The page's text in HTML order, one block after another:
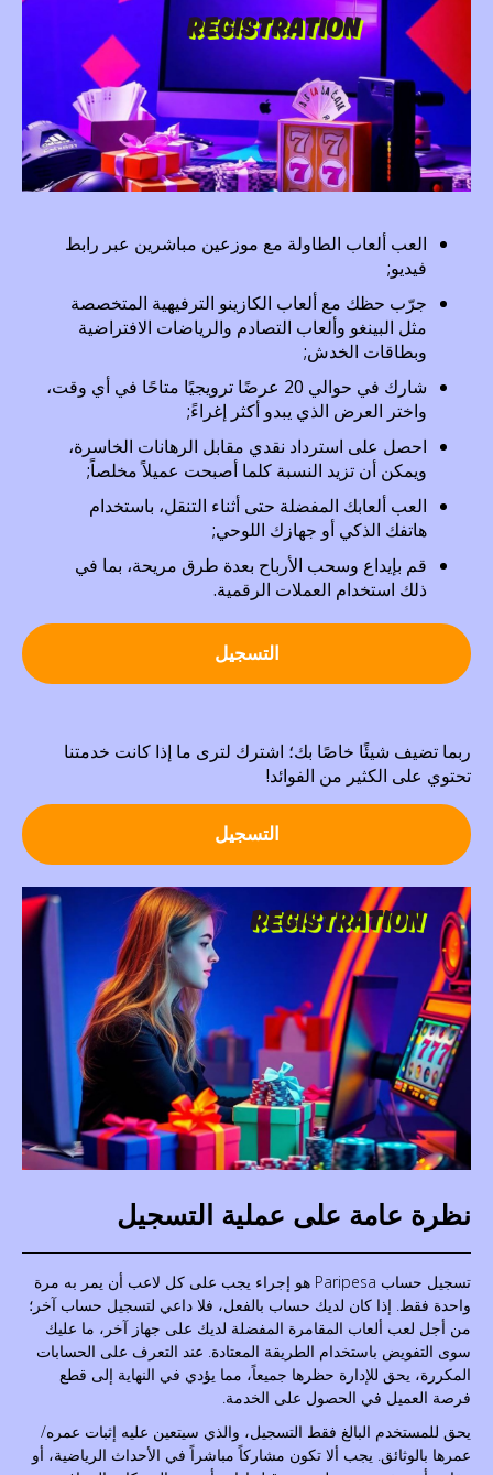
العب ألعاب الطاولة مع موزعين مباشرين عبر رابط
فيديو;
جرّب حظك مع ألعاب الكازينو الترفيهية المتخصصة
مثل البينغو وألعاب التصادم والرياضات الافتراضية
وبطاقات الخدش;
شارك في حوالي 20 عرضًا ترويجيًا متاحًا في أي وقت،
واختر العرض الذي يبدو أكثر إغراءً;
احصل على استرداد نقدي مقابل الرهانات الخاسرة،
ويمكن أن تزيد النسبة كلما أصبحت عميلاً مخلصاً;
العب ألعابك المفضلة حتى أثناء التنقل، باستخدام
هاتفك الذكي أو جهازك اللوحي;
قم بإيداع وسحب الأرباح بعدة طرق مريحة، بما في
ذلك استخدام العملات الرقمية.
التسجيل
ربما تضيف شيئًا خاصًا بك؛ اشترك لترى ما إذا كانت خدمتنا
تحتوي على الكثير من الفوائد!
التسجيل
نظرة عامة على عملية التسجيل
تسجيل حساب Paripesa هو إجراء يجب على كل لاعب أن يمر به مرة
واحدة فقط. إذا كان لديك حساب بالفعل، فلا داعي لتسجيل حساب آخر؛
من أجل لعب ألعاب المقامرة المفضلة لديك على جهاز آخر، ما عليك
سوى التفويض باستخدام الطريقة المعتادة. عند التعرف على الحسابات
المكررة، يحق للإدارة حظرها جميعاً، مما يؤدي في النهاية إلى قطع
فرصة العميل في الحصول على الخدمة.
يحق للمستخدم البالغ فقط التسجيل، والذي سيتعين عليه إثبات عمره/
عمرها بالوثائق. يجب ألا تكون مشاركاً مباشراً في الأحداث الرياضية، أو